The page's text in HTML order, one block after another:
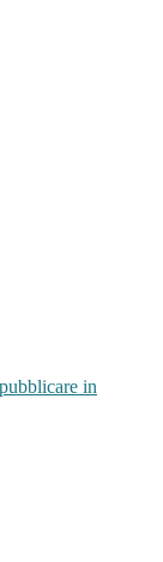
in